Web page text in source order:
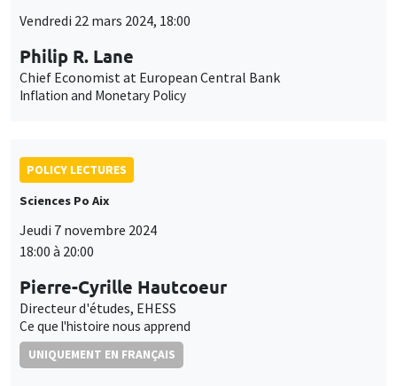
Vendredi 22 mars 2024, 18:00
Philip R. Lane
Chief Economist at European Central Bank
Inflation and Monetary Policy
POLICY LECTURES
Sciences Po Aix
Jeudi 7 novembre 2024
18:00 à 20:00
Pierre-Cyrille Hautcoeur
Directeur d'études, EHESS
Ce que l'histoire nous apprend
UNIQUEMENT EN FRANÇAIS